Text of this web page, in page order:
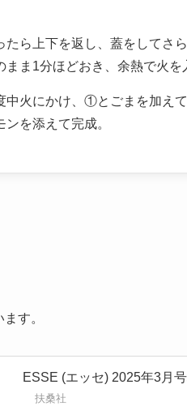
たら上下を返し、蓋をしてさ
まま1分ほどおき、余熱で火を
中火にかけ、①とごまを加えて
を添えて完成。
す。
ESSE (エッセ) 2025年3月号
扶桑社